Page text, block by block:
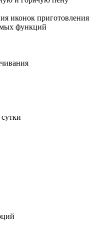
иконок приготовления
функций